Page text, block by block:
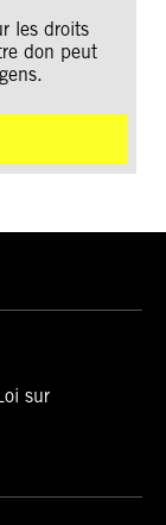
les droits
don peut
sur